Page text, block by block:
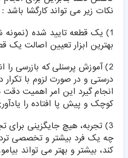
نکات زیر می تواند کارگشا باشد :
1) یک قطعه تایید شده (نمونه
بهترین ابزار تعیین اصالت یک
2) آموزش پرسنلی که بازرسی را
درستی و در صورت لزوم با
انجام گیرد این امر اهمیت دقت
کوچک و پیش پا افتاده را
3) تجربه، هیچ جایگزینی برای
چه یک فرد بیشتر و تخصصی
کند، بیشتر و بهتر می تواند